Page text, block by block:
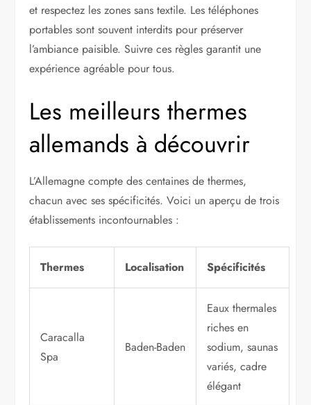
et respectez les zones sans textile. Les téléphones
portables sont souvent interdits pour préserver
l’ambiance paisible. Suivre ces règles garantit une
expérience agréable pour tous.
Les meilleurs thermes
allemands à découvrir
L’Allemagne compte des centaines de thermes,
chacun avec ses spécificités. Voici un aperçu de trois
établissements incontournables :
Thermes Localisation Spécificités
Caracalla
Spa
Baden-Baden
Eaux thermales
riches en
sodium, saunas
variés, cadre
élégant